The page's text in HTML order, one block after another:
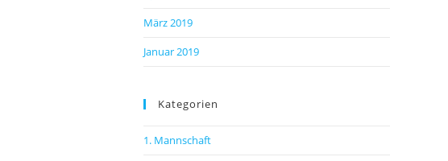
März 2019
Januar 2019
Kategorien
1. Mannschaft